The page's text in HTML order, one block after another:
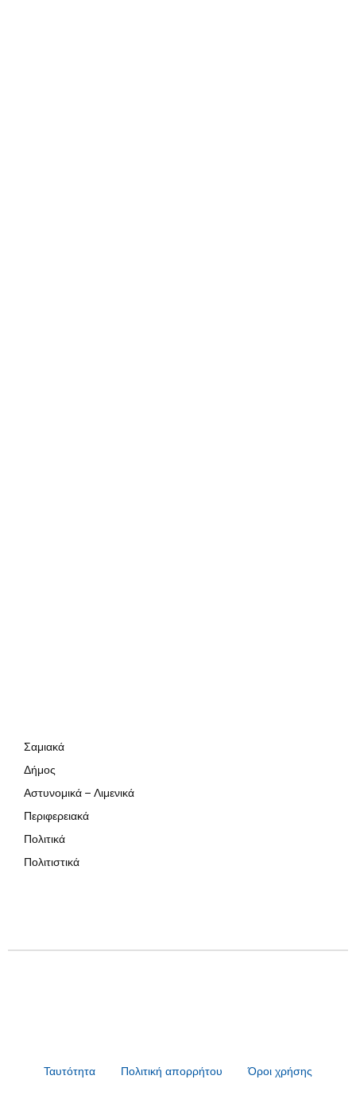
Σαμιακά
Δήμος
Αστυνομικά – Λιμενικά
Περιφερειακά
Πολιτικά
Πολιτιστικά
Ταυτότητα Πολιτική απορρήτου Όροι χρήσης